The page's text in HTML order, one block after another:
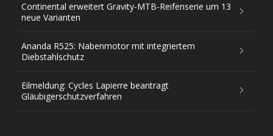
Continental erweitert Gravity-MTB-Reifenserie um 13
neue Varianten
Ananda R525: Nabenmotor mit integriertem
Diebstahlschutz
Eilmeldung: Cycles Lapierre beantragt
Gläubigerschutzverfahren